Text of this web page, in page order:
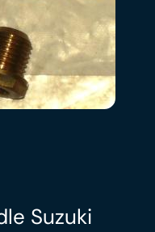
Suzuki